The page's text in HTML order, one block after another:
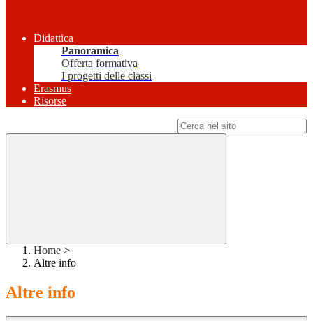
Didattica
Panoramica
Offerta formativa
I progetti delle classi
Erasmus
Risorse
Home >
Altre info
Altre info